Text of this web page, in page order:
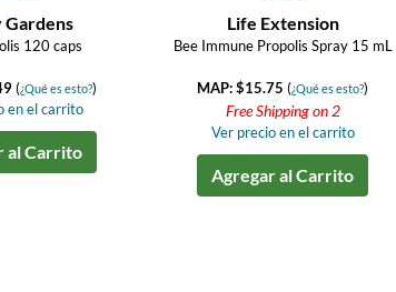
Gardens
120 caps
(¿Qué es esto?)
en el carrito
al Carrito
Life Extension
Bee Immune Propolis Spray 15 mL
MAP: $15.75(¿Qué es esto?)
Free Shipping on 2
Ver precio en el carrito
Agregar al Carrito